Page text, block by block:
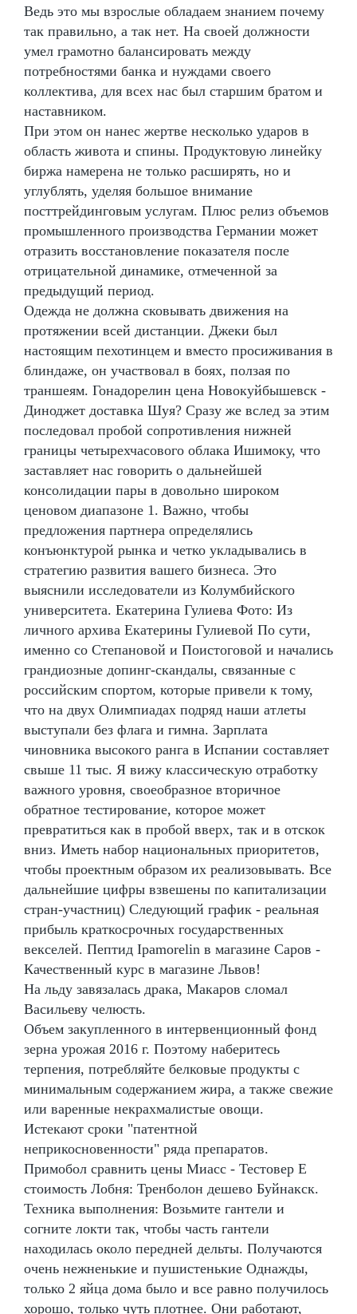
Ведь это мы взрослые обладаем знанием почему
так правильно, а так нет. На своей должности
умел грамотно балансировать между
потребностями банка и нуждами своего
коллектива, для всех нас был старшим братом и
наставником.
При этом он нанес жертве несколько ударов в
область живота и спины. Продуктовую линейку
биржа намерена не только расширять, но и
углублять, уделяя большое внимание
посттрейдинговым услугам. Плюс релиз объемов
промышленного производства Германии может
отразить восстановление показателя после
отрицательной динамике, отмеченной за
предыдущий период.
Одежда не должна сковывать движения на
протяжении всей дистанции. Джеки был
настоящим пехотинцем и вместо просиживания в
блиндаже, он участвовал в боях, ползая по
траншеям. Гонадорелин цена Новокуйбышевск -
Диноджет доставка Шуя? Сразу же вслед за этим
последовал пробой сопротивления нижней
границы четырехчасового облака Ишимоку, что
заставляет нас говорить о дальнейшей
консолидации пары в довольно широком
ценовом диапазоне 1. Важно, чтобы
предложения партнера определялись
конъюнктурой рынка и четко укладывались в
стратегию развития вашего бизнеса. Это
выяснили исследователи из Колумбийского
университета. Екатерина Гулиева Фото: Из
личного архива Екатерины Гулиевой По сути,
именно со Степановой и Поистоговой и начались
грандиозные допинг-скандалы, связанные с
российским спортом, которые привели к тому,
что на двух Олимпиадах подряд наши атлеты
выступали без флага и гимна. Зарплата
чиновника высокого ранга в Испании составляет
свыше 11 тыс. Я вижу классическую отработку
важного уровня, своеобразное вторичное
обратное тестирование, которое может
превратиться как в пробой вверх, так и в отскок
вниз. Иметь набор национальных приоритетов,
чтобы проектным образом их реализовывать. Все
дальнейшие цифры взвешены по капитализации
стран-участниц) Следующий график - реальная
прибыль краткосрочных государственных
векселей. Пептид Ipamorelin в магазине Саров -
Качественный курс в магазине Львов!
На льду завязалась драка, Макаров сломал
Васильеву челюсть.
Объем закупленного в интервенционный фонд
зерна урожая 2016 г. Поэтому наберитесь
терпения, потребляйте белковые продукты с
минимальным содержанием жира, а также свежие
или варенные некрахмалистые овощи.
Истекают сроки "патентной
неприкосновенности" ряда препаратов.
Примобол сравнить цены Миасс - Тестовер Е
стоимость Лобня: Тренболон дешево Буйнакск.
Техника выполнения: Возьмите гантели и
согните локти так, чтобы часть гантели
находилась около передней дельты. Получаются
очень нежненькие и пушистенькие Однажды,
только 2 яйца дома было и все равно получилось
хорошо, только чуть плотнее. Они работают,